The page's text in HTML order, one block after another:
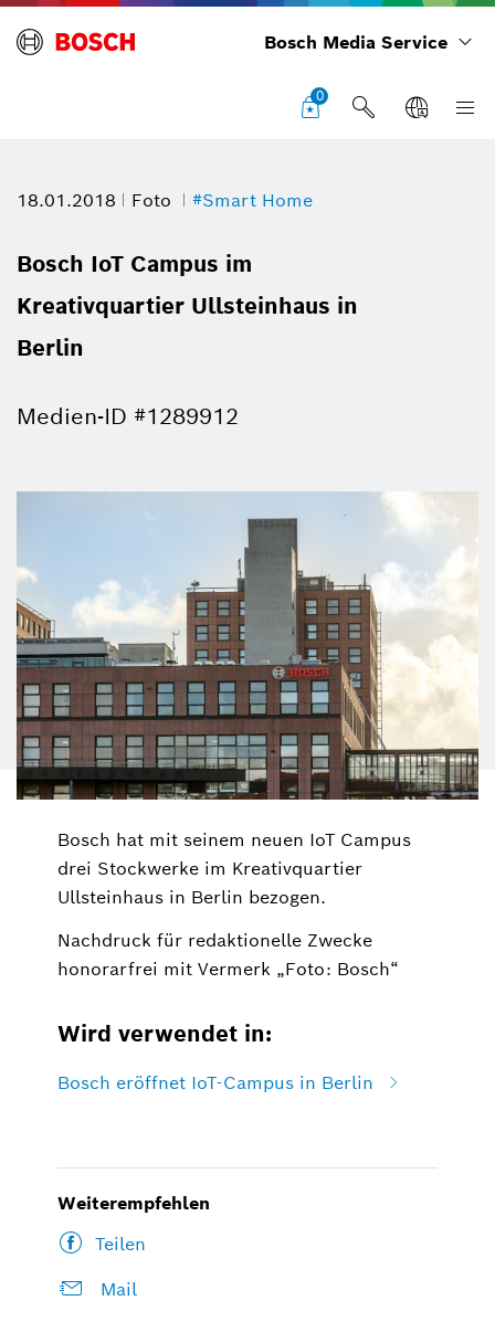
Bosch Media Service
0
18.01.2018 Foto #Smart Home
Bosch IoT Campus im
Kreativquartier Ullsteinhaus in
Berlin
Medien-ID #1289912
Bosch hat mit seinem neuen IoT Campus
drei Stockwerke im Kreativquartier
Ullsteinhaus in Berlin bezogen.
Nachdruck für redaktionelle Zwecke
honorarfrei mit Vermerk „Foto: Bosch“
Wird verwendet in:
Bosch eröffnet IoT-Campus in Berlin
Weiterempfehlen
Teilen
Mail